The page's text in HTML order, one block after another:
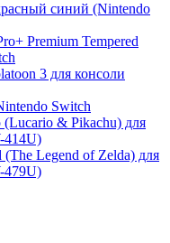
синий (Nintendo
Premium Tempered
3 для консоли
Switch
& Pikachu) для
414U)
Legend of Zelda) для
479U)